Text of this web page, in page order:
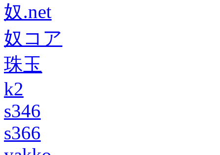
奴.net
奴コア
珠玉
k2
s346
s366